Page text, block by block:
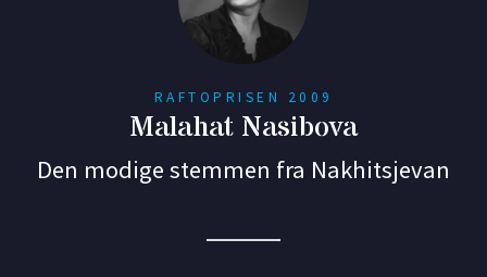
RAFTOPRISEN 2009
Malahat Nasibova
Den modige stemmen fra Nakhitsjevan